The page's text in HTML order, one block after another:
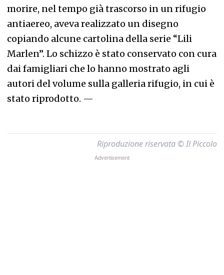
morire, nel tempo già trascorso in un rifugio
antiaereo, aveva realizzato un disegno
copiando alcune cartolina della serie “Lili
Marlen”. Lo schizzo è stato conservato con cura
dai famigliari che lo hanno mostrato agli
autori del volume sulla galleria rifugio, in cui è
stato riprodotto. —
Riproduzione riservata © Il Piccolo